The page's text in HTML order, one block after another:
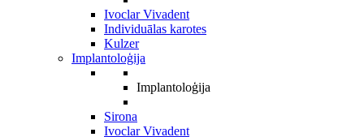
Ivoclar Vivadent
Individuālas karotes
Kulzer
Implantoloģija
Implantoloģija
Sirona
Ivoclar Vivadent